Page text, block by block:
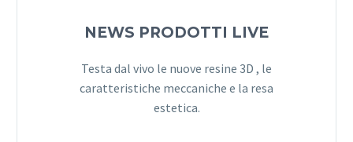
NEWS PRODOTTI LIVE
Testa dal vivo le nuove resine 3D , le
caratteristiche meccaniche e la resa
estetica.